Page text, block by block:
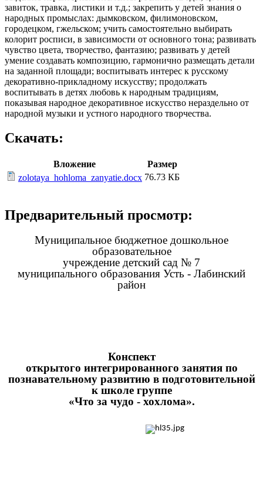
завиток, травка, листики и т.д.; закрепить у детей знания о
народных промыслах: дымковском, филимоновском,
городецком, гжельском; учить самостоятельно выбирать
колорит росписи, в зависимости от основного тона; развивать
чувство цвета, творчество, фантазию; развивать у детей
умение создавать композицию, гармонично размещать детали
на заданной площади; воспитывать интерес к русскому
декоративно-прикладному искусству; продолжать
воспитывать в детях любовь к народным традициям,
показывая народное декоративное искусство нераздельно от
народной музыки и устного народного творчества.
Скачать:
Вложение
Размер
zolotaya_hohloma_zanyatie.docx 76.73 КБ
Предварительный просмотр:
Муниципальное бюджетное дошкольное
образовательное
учреждение детский сад № 7
муниципального образования Усть - Лабинский
район
Конспект
открытого интегрированного занятия по
познавательному развитию в подготовительной
к школе группе
«Что за чудо - хохлома».